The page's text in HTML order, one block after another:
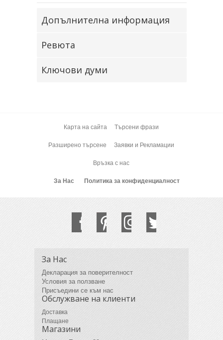
Допълнителна информация
Ревюта
Ключови думи
Карта на сайта Търсени фрази
Разширено търсене Заявки и Рекламации
Връзка с нас
За Нас Политика за конфиденциалност
За Нас
Декларация за поверителност
Условия за ползване
Присъедини се към нас
Обслужване на клиенти
Доставка
Плащане
Магазини